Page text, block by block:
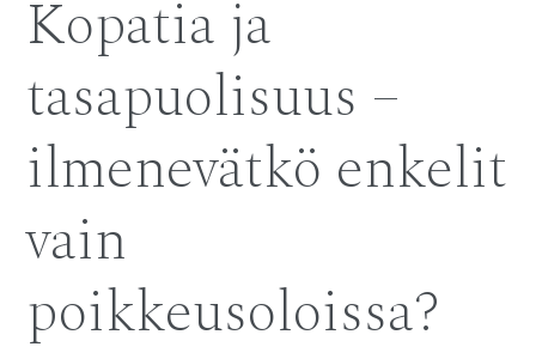
Kopatia ja
tasapuolisuus –
ilmenevätkö enkelit
vain
poikkeusoloissa?